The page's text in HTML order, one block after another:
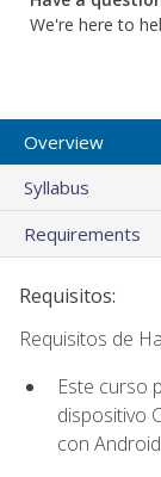
We're here to
Overview
Syllabus
Requirements
Requisitos:
Requisitos de
Este curso
dispositivo
con